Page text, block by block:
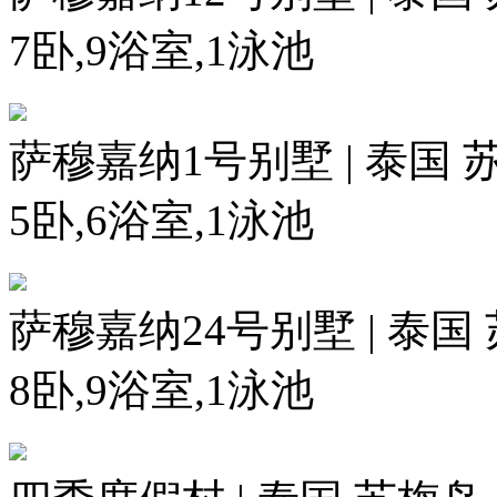
7卧,9浴室,1泳池
萨穆嘉纳1号别墅 | 泰国
5卧,6浴室,1泳池
萨穆嘉纳24号别墅 | 泰国
8卧,9浴室,1泳池